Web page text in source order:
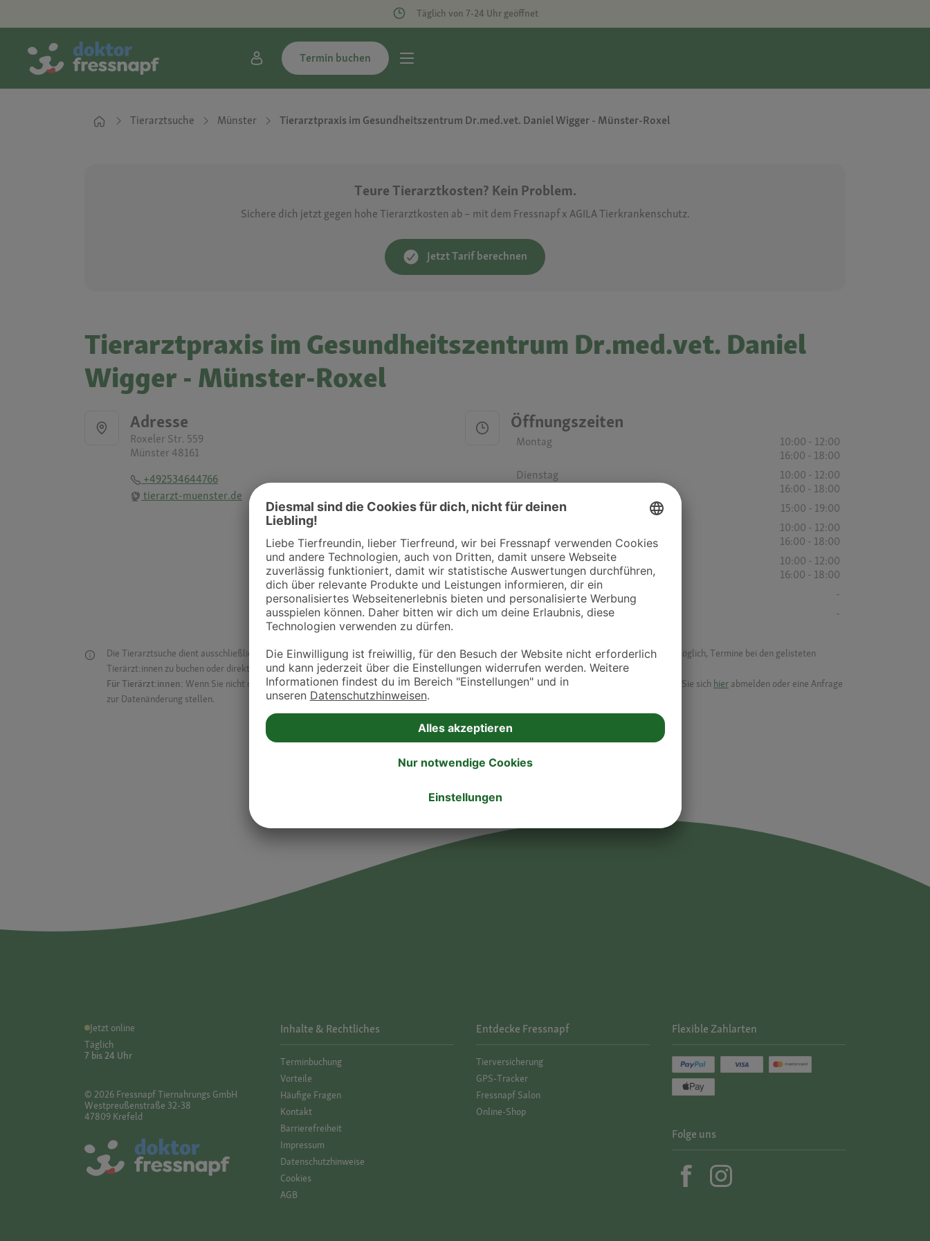
Täglich von 7-24 Uhr geöffnet
Termin buchen
Tierarztsuche Münster Tierarztpraxis im Gesundheitszentrum Dr.med.vet. Daniel Wigger - Münster-Roxel
Teure Tierarztkosten? Kein Problem.
Sichere dich jetzt gegen hohe Tierarztkosten ab – mit dem Fressnapf x AGILA Tierkrankenschutz.
Jetzt Tarif berechnen
Tierarztpraxis im Gesundheitszentrum Dr.med.vet. Daniel
Wigger - Münster-Roxel
Adresse
Roxeler Str. 559
Münster 48161
+492534644766
tierarzt-muenster.de
Öffnungszeiten
Montag
10:00 - 12:00
16:00 - 18:00
Dienstag
10:00 - 12:00
16:00 - 18:00
Mittwoch
15:00 - 19:00
10:00 - 12:00
16:00 - 18:00
Freitag
10:00 - 12:00
16:00 - 18:00
Samstag
-
Sonntag
-
Die Tierarztsuche dient ausschließlich dazu, Tierarztpraxen und Kliniken in deiner Nähe übersichtlich anzuzeigen. Über Dr. Fressnapf ist es nicht möglich, Termine bei den gelisteten
Tierärzt:innen zu buchen oder direkt mit ihnen in Kontakt zu treten. Bitte wende dich hierfür direkt an die jeweilige Praxis oder Klinik.
Für Tierärzt:innen: Wenn Sie nicht mehr auf der Dr. Fressnapf Tierarztsuche als Praxis gelistet werden oder Ihre Daten ändern möchten, können Sie sich hier abmelden oder eine Anfrage
zur Datenänderung stellen.
Jetzt online
Täglich
7 bis 24 Uhr
© 2026 Fressnapf Tiernahrungs GmbH
Westpreußenstraße 32-38
47809 Krefeld
Inhalte & Rechtliches
Termin­buchung
Vorteile
Häufige Fragen
Kontakt
Barrierefreiheit
Impressum
Datenschutz­hinweise
Cookies
AGB
Entdecke Fressnapf
Tierversicherung
GPS-Tracker
Fressnapf Salon
Online-Shop
Flexible Zahlarten
Folge uns